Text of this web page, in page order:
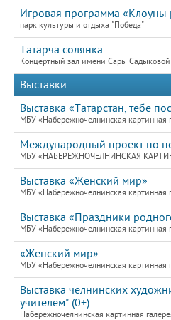
Игровая программа «Клоуны
парк культуры и отдыха "Победа"
Татарча солянка
Концертный зал имени Сары
Выставки
Выставка «Татарстан, тебе
МБУ «Набережночелнинская картинная
Международный проект по
МБУ «НАБЕРЕЖНОЧЕЛНИНСКАЯ
Выставка «Женский мир»
МБУ «Набережночелнинская картинная
Выставка «Праздники
МБУ «Набережночелнинская картинная
«Женский мир»
МБУ «Набережночелнинская картинная
Выставка челнинских
учителем" (0+)
Набережночелнинская картинная